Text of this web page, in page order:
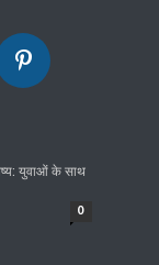
युवाओं के साथ
0